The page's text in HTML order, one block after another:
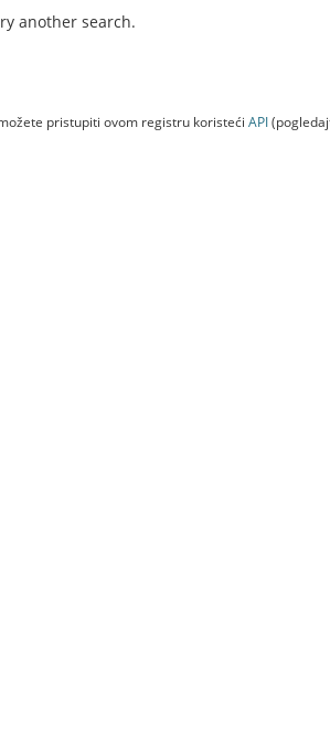
another search.
pristupiti ovom registru koristeći API